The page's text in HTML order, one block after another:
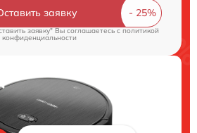
заявку
заявку" Вы соглашаетесь c политикой
конфиденциальности